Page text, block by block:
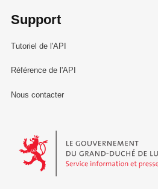
Support
Tutoriel de l'API
Référence de l'API
Nous contacter
Le Gouvernement du Grand-Duché